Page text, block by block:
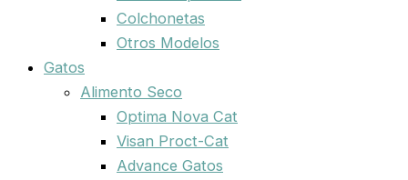
Colchonetas
Otros Modelos
Gatos
Alimento Seco
Optima Nova Cat
Visan Proct-Cat
Advance Gatos